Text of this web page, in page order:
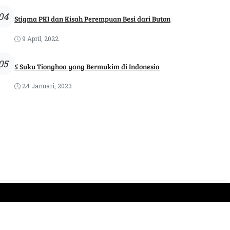
Stigma PKI dan Kisah Perempuan Besi dari Buton
9 April, 2022
5 Suku Tionghoa yang Bermukim di Indonesia
24 Januari, 2023